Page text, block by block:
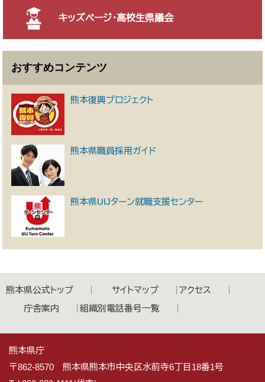
キッズページ・高校生県議会
おすすめコンテンツ
熊本復興プロジェクト
熊本県職員採用ガイド
熊本県UIJターン就職支援センター
熊本県公式トップ サイトマップ
アクセス
庁舎案内
組織別電話番号一覧
熊本県庁
〒862-8570 熊本県熊本市中央区水前寺6丁目18番1号